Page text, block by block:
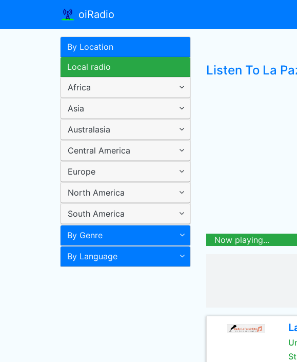
oiRadio
By Location
Local radio
Africa
Asia
Australasia
Central America
Europe
North America
South America
By Genre
By Language
Listen To La
Now playing...